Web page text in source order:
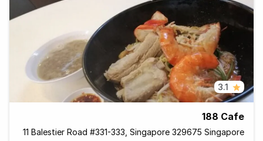
3.1
188 Cafe
11 Balestier Road #331-333, Singapore 329675 Singapore